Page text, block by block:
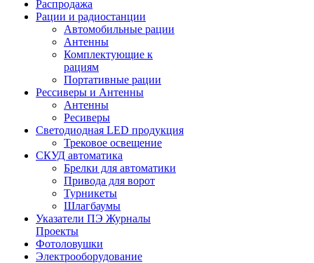
Распродажа
Рации и радиостанции
Автомобильные рации
Антенны
Комплектующие к
рациям
Портативные рации
Рессиверы и Антенны
Антенны
Ресиверы
Светодиодная LED продукция
Трековое освещение
СКУД автоматика
Брелки для автоматики
Привода для ворот
Турникеты
Шлагбаумы
Указатели ПЭ Журналы
Проекты
Фотоловушки
Электрооборудование